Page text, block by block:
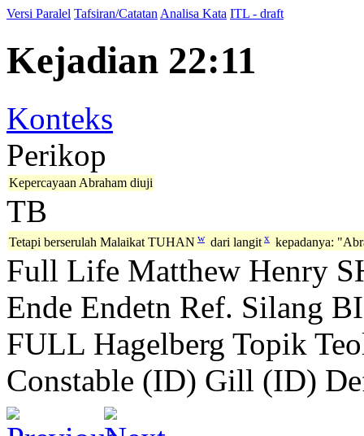
Versi Paralel Tafsiran/Catatan Analisa Kata ITL - draft
Kejadian 22:11
Konteks
Perikop
Kepercayaan Abraham diuji
TB
Tetapi berserulah Malaikat TUHAN w dari langit x kepadanya:
Full Life Matthew Henry
Ende Endetn Ref. Silang
FULL Hagelberg Topik
Constable (ID) Gill (ID)